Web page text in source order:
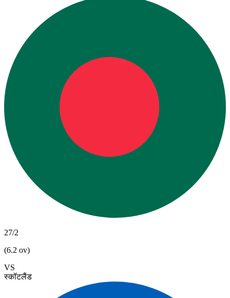
27/2
(6.2 ov)
VS
स्कॉटलैंड